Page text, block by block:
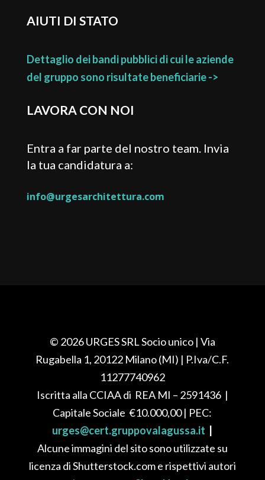
AIUTI DI STATO
Dettaglio dei bandi pubblici di cui le aziende
del gruppo sono risultate beneficiarie ->
LAVORA CON NOI
Entra a far parte del nostro team. Invia
la tua candidatura a:
info@urgesarchitettura.com
© 2026 URGES SRL Socio unico| Via
Rugabella 1, 20122 Milano (MI) | P.Iva/C.F.
11277740962
Iscritta alla CCIAA di REA MI – 2591436|
Capitale Sociale€10.000,00| PEC:
urges@cert.gruppovalagussa.it
Alcune immagini del sito sono utilizzate su
licenza di Shutterstock.com e rispettivi autori